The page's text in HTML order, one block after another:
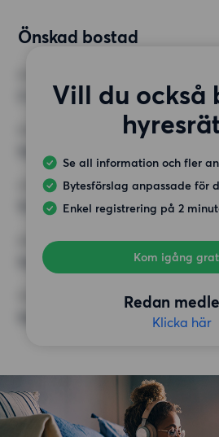
Önskad bostad
Vill du också
Se all information och fler
Bytesförslag anpassade för
Enkel registrering på 2
Kom igång
Redan
Klicka här
MINST ANTAL KVADRATMETER
HÖGSTA HYRA
12 500 kr
Inga speciella krav
ÖVRIGA PREFERENSER
Inga speciella preferenser